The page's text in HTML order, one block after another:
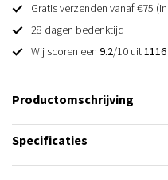
Gratis verzenden vanaf €75 (in
28 dagen bedenktijd
Wij scoren een 9.2/10 uit1116
Productomschrijving
Specificaties